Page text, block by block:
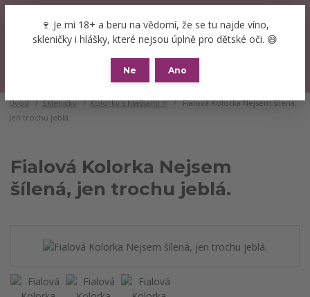
🍷 Je mi 18+ a beru na vědomí, že se tu najde víno,
skleničky i hlášky, které nejsou úplně pro dětské oči. 😄
Ne Ano
0 Kč
Úvod Skleničky Kolorky s hláškami ⭐
Fialová Kolorka Nejsem šílená,
jen trochu jeblá.
Fialová Kolorka Nejsem
šílená, jen trochu jeblá.